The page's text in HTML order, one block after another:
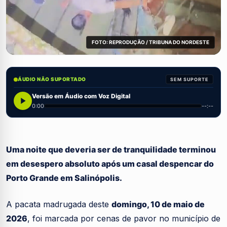
FOTO: REPRODUÇÃO / TRIBUNA DO NORDESTE
ÁUDIO NÃO SUPORTADO SEM SUPORTE
Versão em Áudio com Voz Digital
0:00 --:--
Uma noite que deveria ser de tranquilidade terminou
em desespero absoluto após um casal despencar do
Porto Grande em Salinópolis.
A pacata madrugada deste domingo, 10 de maio de
2026, foi marcada por cenas de pavor no município de